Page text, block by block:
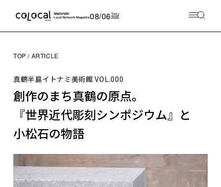
08/06THU
2026
TOP ARTICLE
真鶴半島イトナミ美術館VOL.000
創作のまち真鶴の原点。
『世界近代彫刻シンポジウム』と
小松石の物語